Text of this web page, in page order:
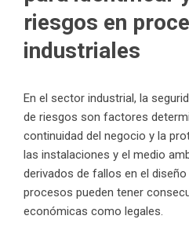
riesgos en
industriales
En el sector industrial, la
de riesgos son factores
continuidad del negocio y la
las instalaciones y el medio
derivados de fallos en el
procesos pueden tener
económicas como legales.